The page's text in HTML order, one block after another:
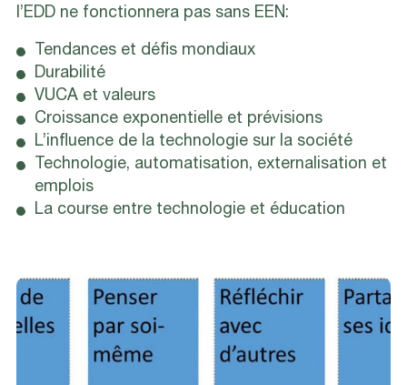
l’EDD ne fonctionnera pas sans EEN:
Tendances et défis mondiaux
Durabilité
VUCA et valeurs
Croissance exponentielle et prévisions
L’influence de la technologie sur la société
Technologie, automatisation, externalisation et
emplois
La course entre technologie et éducation